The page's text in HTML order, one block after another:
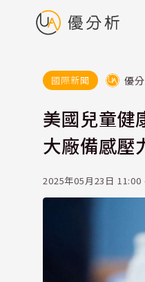
國際新聞 優
美國兒童健
大廠備感壓
2025年05月23日